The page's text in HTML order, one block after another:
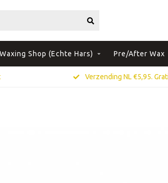
Shop (Echte Hars) Pre/After Wax
Verzending NL €5,95.